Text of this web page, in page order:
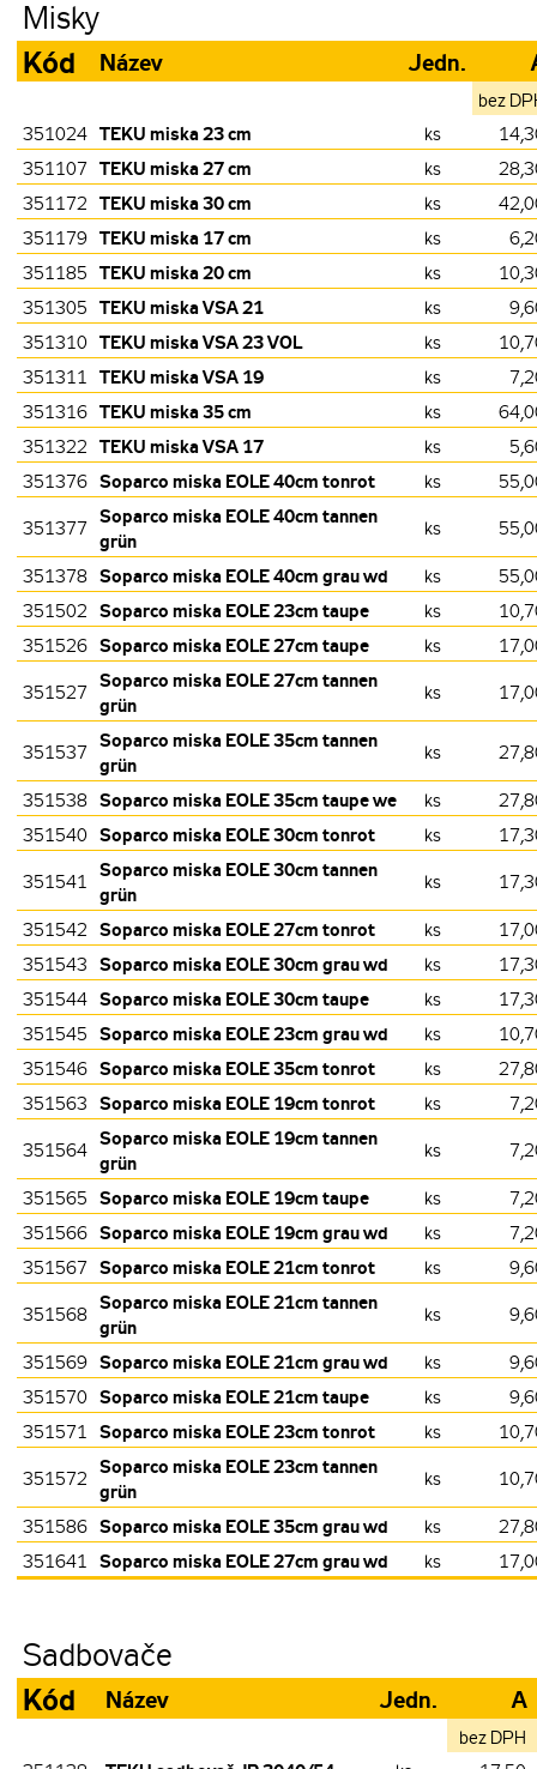
Misky
Kód Název Jedn.
bez
351024 TEKU miska 23 cm ks
351107 TEKU miska 27 cm ks
351172 TEKU miska 30 cm ks
351179 TEKU miska 17 cm ks
351185 TEKU miska 20 cm ks
351305 TEKU miska VSA 21 ks
351310 TEKU miska VSA 23 VOL ks
351311 TEKU miska VSA 19 ks
351316 TEKU miska 35 cm ks
351322 TEKU miska VSA 17 ks
351376 Soparco miska EOLE 40cm tonrot ks
351377
Soparco miska EOLE 40cm tannen
grün
ks
351378 Soparco miska EOLE 40cm grau wd ks
351502 Soparco miska EOLE 23cm taupe ks
351526 Soparco miska EOLE 27cm taupe ks
351527
Soparco miska EOLE 27cm tannen
grün
ks
351537
Soparco miska EOLE 35cm tannen
grün
ks
351538 Soparco miska EOLE 35cm taupe we ks
351540 Soparco miska EOLE 30cm tonrot ks
351541
Soparco miska EOLE 30cm tannen
grün
ks
351542 Soparco miska EOLE 27cm tonrot ks
351543 Soparco miska EOLE 30cm grau wd ks
351544 Soparco miska EOLE 30cm taupe ks
351545 Soparco miska EOLE 23cm grau wd ks
351546 Soparco miska EOLE 35cm tonrot ks
351563 Soparco miska EOLE 19cm tonrot ks
351564
Soparco miska EOLE 19cm tannen
grün
ks
351565 Soparco miska EOLE 19cm taupe ks
351566 Soparco miska EOLE 19cm grau wd ks
351567 Soparco miska EOLE 21cm tonrot ks
351568
Soparco miska EOLE 21cm tannen
grün
ks
351569 Soparco miska EOLE 21cm grau wd ks
351570 Soparco miska EOLE 21cm taupe ks
351571 Soparco miska EOLE 23cm tonrot ks
351572
Soparco miska EOLE 23cm tannen
grün
ks
351586 Soparco miska EOLE 35cm grau wd ks
351641 Soparco miska EOLE 27cm grau wd ks
Sadbovače
Kód Název Jedn. A
bez DPH